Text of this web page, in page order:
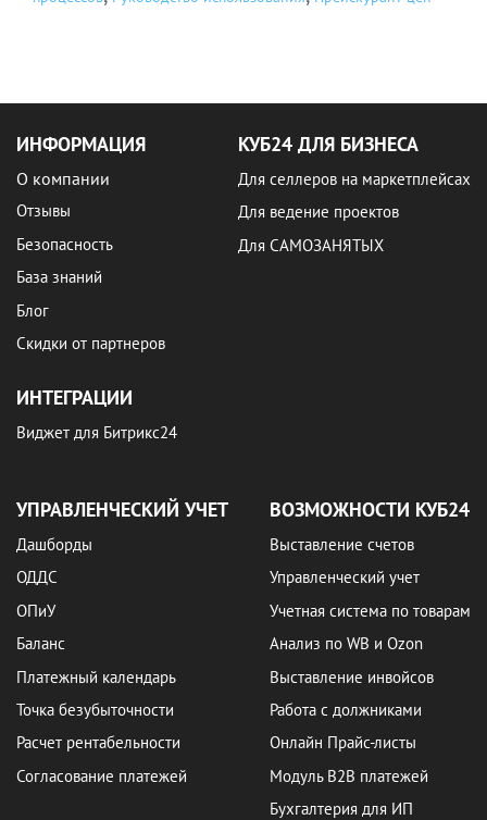
ИНФОРМАЦИЯ
О компании
Отзывы
Безопасность
База знаний
Блог
Скидки от партнеров
ИНТЕГРАЦИИ
Виджет для Битрикс24
КУБ24 ДЛЯ БИЗНЕСА
Для селлеров на маркетплейсах
Для ведение проектов
Для САМОЗАНЯТЫХ
УПРАВЛЕНЧЕСКИЙ УЧЕТ
Дашборды
ОДДС
ОПиУ
Баланс
Платежный календарь
Точка безубыточности
Расчет рентабельности
Согласование платежей
ВОЗМОЖНОСТИ КУБ24
Выставление счетов
Управленческий учет
Учетная система по товарам
Анализ по WB и Ozon
Выставление инвойсов
Работа с должниками
Онлайн Прайс-листы
Модуль B2B платежей
Бухгалтерия для ИП